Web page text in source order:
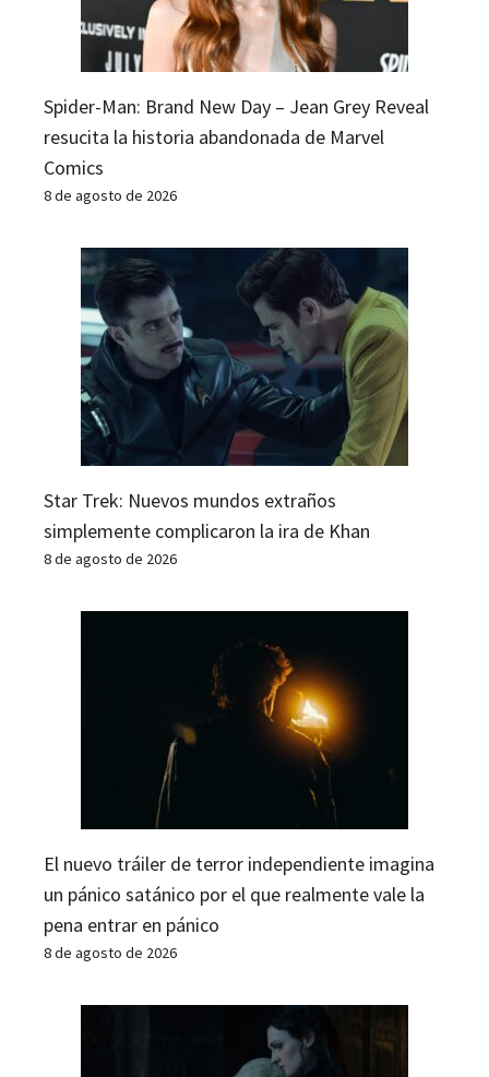
Spider-Man: Brand New Day – Jean Grey Reveal
resucita la historia abandonada de Marvel
Comics
8 de agosto de 2026
Star Trek: Nuevos mundos extraños
simplemente complicaron la ira de Khan
8 de agosto de 2026
El nuevo tráiler de terror independiente imagina
un pánico satánico por el que realmente vale la
pena entrar en pánico
8 de agosto de 2026